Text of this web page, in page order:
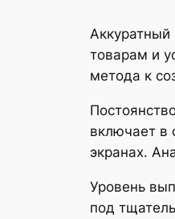
товарам и
метода к
включает в
экранах.
Уровень
под